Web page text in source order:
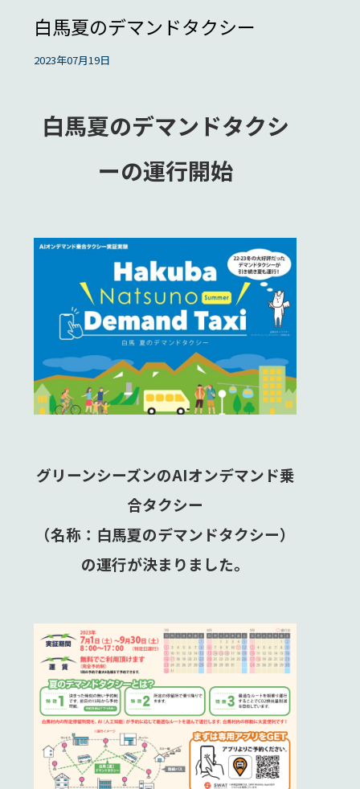
白馬夏のデマンドタクシー
2023年07月19日
白馬夏のデマンドタクシ
ーの運行開始
グリーンシーズンのAIオンデマンド乗
合タクシー
（名称：白馬夏のデマンドタクシー）
の運行が決まりました。